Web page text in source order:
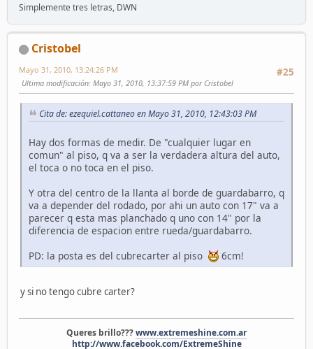
Simplemente tres letras, DWN
Cristobel
#25
Mayo 31, 2010, 13:24:26 PM
Ultima modificación: Mayo 31, 2010, 13:37:59 PM por Cristobel
Cita de: ezequiel.cattaneo en Mayo 31, 2010, 12:43:03 PM
Hay dos formas de medir. De "cualquier lugar en
comun" al piso, q va a ser la verdadera altura del auto,
el toca o no toca en el piso.
Y otra del centro de la llanta al borde de guardabarro, q
va a depender del rodado, por ahi un auto con 17" va a
parecer q esta mas planchado q uno con 14" por la
diferencia de espacion entre rueda/guardabarro.
PD: la posta es del cubrecarter al piso
6cm!
y si no tengo cubre carter?
Queres brillo???www.extremeshine.com.ar
http://www.facebook.com/ExtremeShine